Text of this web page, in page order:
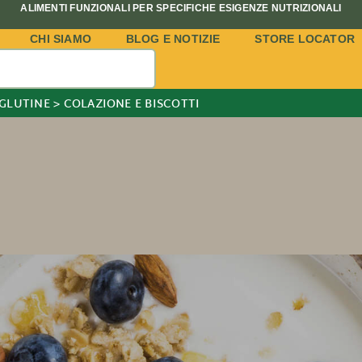
ALIMENTI FUNZIONALI PER SPECIFICHE ESIGENZE NUTRIZIONALI
CHI SIAMO BLOG E NOTIZIE
STORE LOCATOR
> COLAZIONE E BISCOTTI